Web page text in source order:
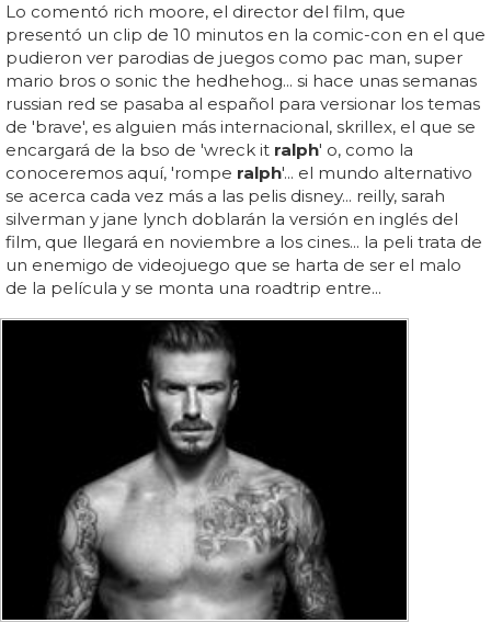
Lo comentó rich moore, el director del film, que
presentó un clip de 10 minutos en la comic-con en el que
pudieron ver parodias de juegos como pac man, super
mario bros o sonic the hedhehog... si hace unas semanas
russian red se pasaba al español para versionar los temas
de 'brave', es alguien más internacional, skrillex, el que se
encargará de la bso de 'wreck it ralph' o, como la
conoceremos aquí, 'rompe ralph'... el mundo alternativo
se acerca cada vez más a las pelis disney... reilly, sarah
silverman y jane lynch doblarán la versión en inglés del
film, que llegará en noviembre a los cines... la peli trata de
un enemigo de videojuego que se harta de ser el malo
de la película y se monta una roadtrip entre...